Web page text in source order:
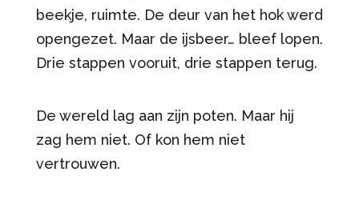
beekje, ruimte. De deur van het hok werd
opengezet. Maar de ijsbeer… bleef lopen.
Drie stappen vooruit, drie stappen terug.
De wereld lag aan zijn poten. Maar hij
zag hem niet. Of kon hem niet
vertrouwen.